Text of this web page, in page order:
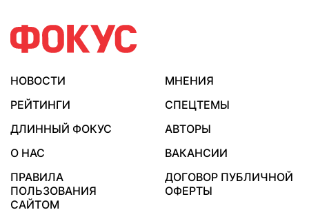
НОВОСТИ
МНЕНИЯ
РЕЙТИНГИ
СПЕЦТЕМЫ
ДЛИННЫЙ ФОКУС
АВТОРЫ
О НАС
ВАКАНСИИ
ПРАВИЛА
ПОЛЬЗОВАНИЯ
САЙТОМ
ДОГОВОР ПУБЛИЧНОЙ
ОФЕРТЫ